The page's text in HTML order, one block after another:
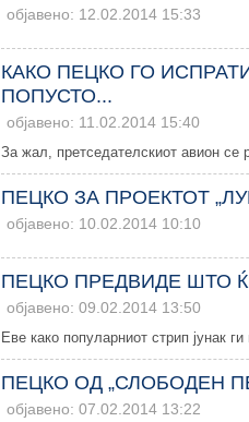
објавено: 12.02.2014 15:33
КАКО ПЕЦКО ГО
ПОПУСТО...
објавено: 11.02.2014 15:40
За жал, претседателскиот авион
ПЕЦКО ЗА ПРОЕКТОТ
објавено: 10.02.2014 10:10
ПЕЦКО ПРЕДВИДЕ ШТО
објавено: 09.02.2014 13:50
Еве како популарниот стрип јунак
ПЕЦКО ОД „СЛОБОДЕН
објавено: 07.02.2014 13:22